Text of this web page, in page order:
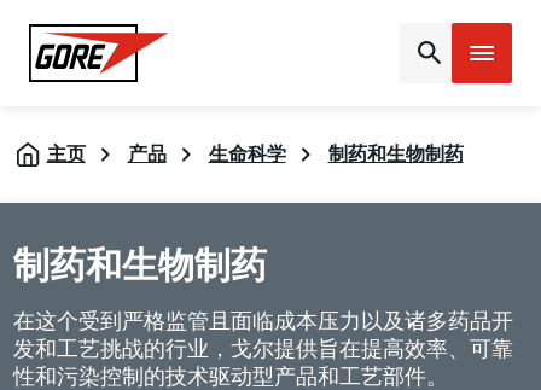
Gore
主页 产品 生命科学 制药和生物制药
制药和生物制药
在这个受到严格监管且面临成本压力以及诸多药品开
发和工艺挑战的行业，戈尔提供旨在提高效率、可靠
性和污染控制的技术驱动型产品和工艺部件。